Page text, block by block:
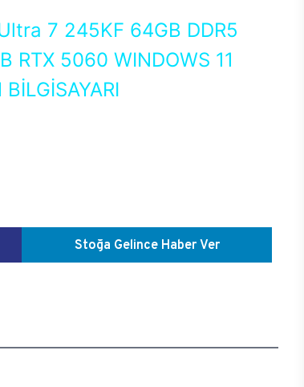
7 245KF 64GB DDR5
RTX 5060 WINDOWS 11
Stoğa Gelince Haber Ver